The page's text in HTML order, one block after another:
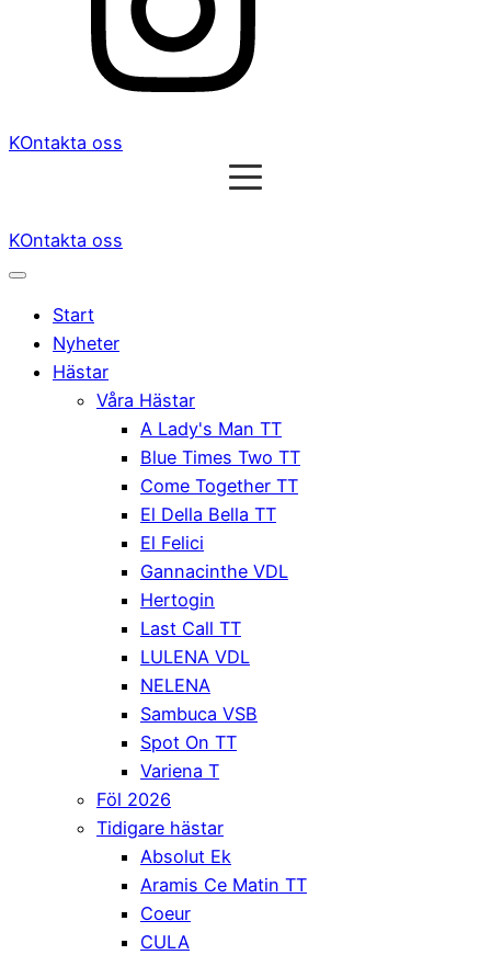
KOntakta oss
KOntakta oss
Start
Nyheter
Hästar
Våra Hästar
A Lady's Man TT
Blue Times Two TT
Come Together TT
El Della Bella TT
El Felici
Gannacinthe VDL
Hertogin
Last Call TT
LULENA VDL
NELENA
Sambuca VSB
Spot On TT
Variena T
Föl 2026
Tidigare hästar
Absolut Ek
Aramis Ce Matin TT
Coeur
CULA